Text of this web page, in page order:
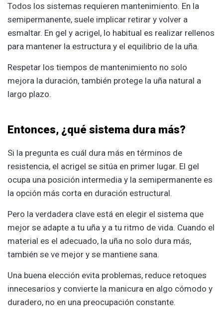
Todos los sistemas requieren mantenimiento. En la
semipermanente, suele implicar retirar y volver a
esmaltar. En gel y acrigel, lo habitual es realizar rellenos
para mantener la estructura y el equilibrio de la uña.
Respetar los tiempos de mantenimiento no solo
mejora la duración, también protege la uña natural a
largo plazo.
Entonces, ¿qué sistema dura más?
Si la pregunta es cuál dura más en términos de
resistencia, el acrigel se sitúa en primer lugar. El gel
ocupa una posición intermedia y la semipermanente es
la opción más corta en duración estructural.
Pero la verdadera clave está en elegir el sistema que
mejor se adapte a tu uña y a tu ritmo de vida. Cuando el
material es el adecuado, la uña no solo dura más,
también se ve mejor y se mantiene sana.
Una buena elección evita problemas, reduce retoques
innecesarios y convierte la manicura en algo cómodo y
duradero, no en una preocupación constante.